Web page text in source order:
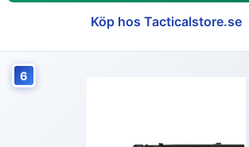
Köp hos Tacticalstore.se
6